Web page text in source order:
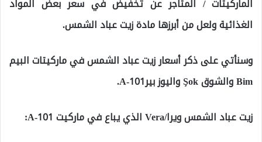
الماركيتات / المتاجر عن تخفيض في سعر بعض المواد
الغذائية ولعل من أبرزها مادة زيت عباد الشمس.
وسنأتي على ذكر أسعار زيت عباد الشمس في ماركيتات البيم
Bim والشوق Şok واليوز بيرA-101.
زيت عباد الشمس ويرا/Vera الذي يباع في ماركيت A-101: